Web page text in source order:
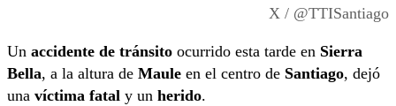
X / @TTISantiago
Un accidente de tránsito ocurrido esta tarde en Sierra
Bella, a la altura de Maule en el centro de Santiago, dejó
una víctima fatal y un herido.